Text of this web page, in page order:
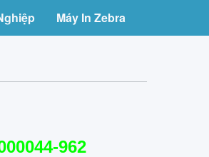
Máy In Zebra
962